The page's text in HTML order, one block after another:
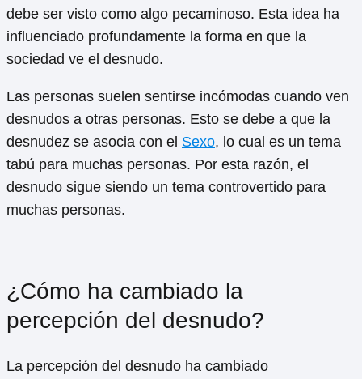
debe ser visto como algo pecaminoso. Esta idea ha
influenciado profundamente la forma en que la
sociedad ve el desnudo.
Las personas suelen sentirse incómodas cuando ven
desnudos a otras personas. Esto se debe a que la
desnudez se asocia con el Sexo, lo cual es un tema
tabú para muchas personas. Por esta razón, el
desnudo sigue siendo un tema controvertido para
muchas personas.
¿Cómo ha cambiado la
percepción del desnudo?
La percepción del desnudo ha cambiado